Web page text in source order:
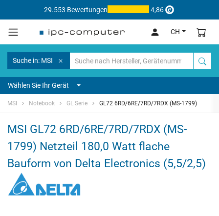
29.553 Bewertungen 4,86
CH
Suche in: MSI
Wählen Sie Ihr Gerät
MSI Notebook GL Serie GL72 6RD/6RE/7RD/7RDX (MS-1799)
MSI GL72 6RD/6RE/7RD/7RDX (MS-
1799) Netzteil 180,0 Watt flache
Bauform von Delta Electronics (5,5/2,5)